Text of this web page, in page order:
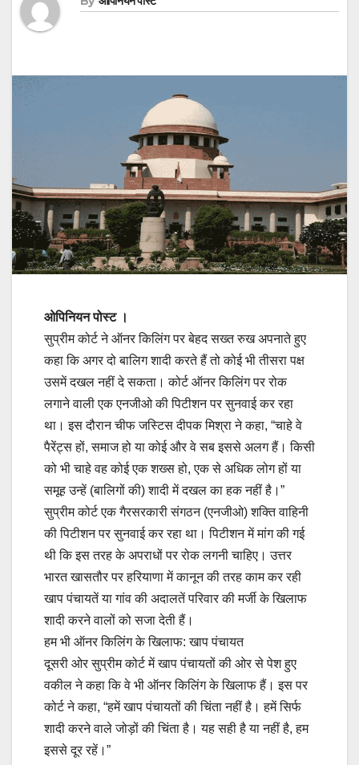
ओप‍िनियन पोस्‍ट ।
सुप्रीम कोर्ट ने ऑनर किलिंग पर बेहद सख्त रुख अपनाते हुए
कहा कि अगर दो बालिग शादी करते हैं तो कोई भी तीसरा पक्ष
उसमें दखल नहीं दे सकता। कोर्ट ऑनर किलिंग पर रोक
लगाने वाली एक एनजीओ की पिटीशन पर सुनवाई कर रहा
था। इस दौरान चीफ जस्टिस दीपक मिश्रा ने कहा, “चाहे वे
पैरेंट्स हों, समाज हो या कोई और वे सब इससे अलग हैं। किसी
को भी चाहे वह कोई एक शख्स हो, एक से अधिक लोग हों या
समूह उन्हें (बालिगों की) शादी में दखल का हक नहीं है।”
सुप्रीम कोर्ट एक गैरसरकारी संगठन (एनजीओ) शक्ति वाहिनी
की पिटीशन पर सुनवाई कर रहा था। पिटीशन में मांग की गई
थी कि इस तरह के अपराधों पर रोक लगनी चाहिए। उत्तर
भारत खासतौर पर हरियाणा में कानून की तरह काम कर रही
खाप पंचायतें या गांव की अदालतें परिवार की मर्जी के खिलाफ
शादी करने वालों को सजा देती हैं।
हम भी ऑनर किलिंग के खिलाफ: खाप पंचायत
दूसरी ओर सुप्रीम कोर्ट में खाप पंचायतों की ओर से पेश हुए
वकील ने कहा कि वे भी ऑनर किलिंग के खिलाफ हैं। इस पर
कोर्ट ने कहा, “हमें खाप पंचायतों की चिंता नहीं है। हमें सिर्फ
शादी करने वाले जोड़ों की चिंता है। यह सही है या नहीं है, हम
इससे दूर रहें।”